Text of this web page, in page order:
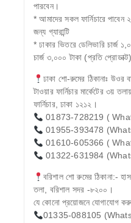
পারবেন।
* আমাদের সকল ফার্নিচারে পাবেন
জন্য গ্যারান্টি
* ঢাকার ভিতরে ডেলিভারি চার্জ
চার্জ ৩,০০০ টাকা (প্রতি প্রোডাক্ট)
ঢাকা শো-রুমের ঠিকানাঃ উওর
টাওয়ার ফার্নিচার মার্কেটের ৩য়
ফার্নিচার, ঢাকা ১২১২।
01873-728219 (
01955-393478
01610-605366 (
01322-631984
বরিশাল শো রুমের ঠিকানা:-
তলা, বরিশাল সদর -৮২০০।
যে কোনো প্রয়োজনে যোগাযোগ
01335-088105